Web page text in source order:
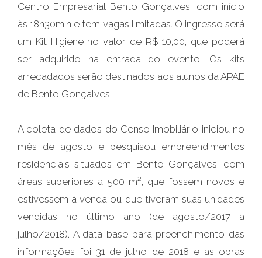
Centro Empresarial Bento Gonçalves, com início
às 18h30min e tem vagas limitadas. O ingresso será
um Kit Higiene no valor de R$ 10,00, que poderá
ser adquirido na entrada do evento. Os kits
arrecadados serão destinados aos alunos da APAE
de Bento Gonçalves.
A coleta de dados do Censo Imobiliário iniciou no
mês de agosto e pesquisou empreendimentos
residenciais situados em Bento Gonçalves, com
áreas superiores a 500 m², que fossem novos e
estivessem à venda ou que tiveram suas unidades
vendidas no último ano (de agosto/2017 a
julho/2018). A data base para preenchimento das
informações foi 31 de julho de 2018 e as obras